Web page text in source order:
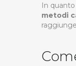
In
metodi